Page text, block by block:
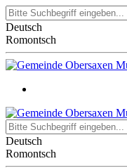
Deutsch
Romontsch
Deutsch
Romontsch